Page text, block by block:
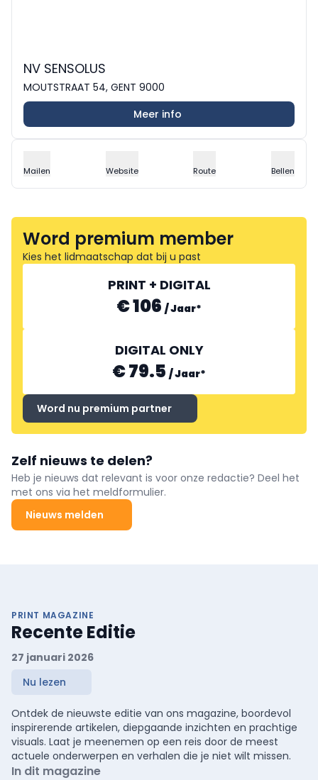
NV SENSOLUS
MOUTSTRAAT 54, GENT 9000
Meer info
Mailen Website Route Bellen
Word premium member
Kies het lidmaatschap dat bij u past
PRINT + DIGITAL
€ 106 /Jaar*
DIGITAL ONLY
€ 79.5 /Jaar*
Word nu premium partner
Zelf nieuws te delen?
Heb je nieuws dat relevant is voor onze redactie? Deel het
met ons via het meldformulier.
Nieuws melden
PRINT MAGAZINE
Recente Editie
27 januari 2026
Nu lezen
Ontdek de nieuwste editie van ons magazine, boordevol
inspirerende artikelen, diepgaande inzichten en prachtige
visuals. Laat je meenemen op een reis door de meest
actuele onderwerpen en verhalen die je niet wilt missen.
In dit magazine